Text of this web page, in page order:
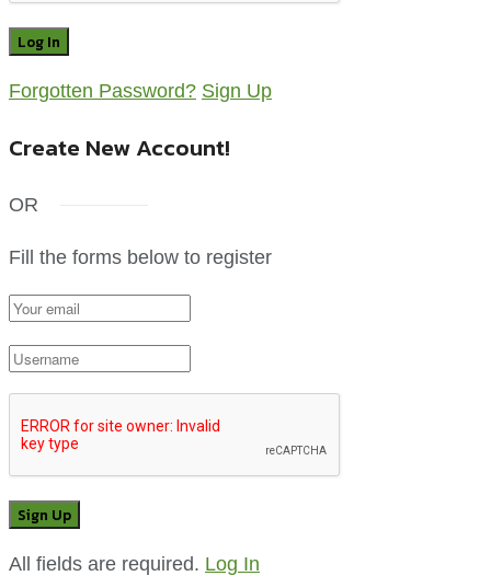
Forgotten Password? Sign Up
Create New Account!
OR
Fill the forms below to register
All fields are required. Log In